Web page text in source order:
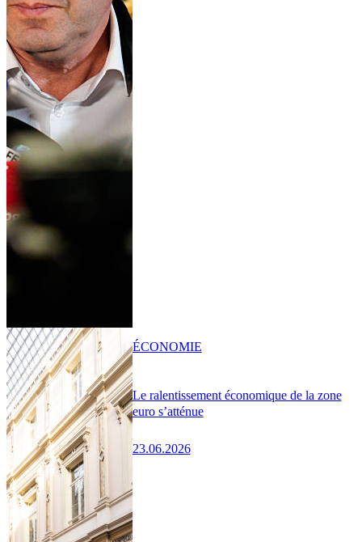
Le ralentissement économique de la zone
euro s’atténue
23.06.2026
ÉCONOMIE